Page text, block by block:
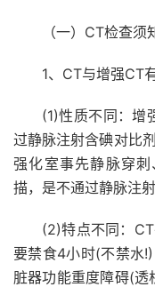
（一）CT检查须
1、CT与增强CT
(1)性质不同：增
过静脉注射含碘对比
强化室事先静脉穿
描，是不通过静脉注
(2)特点不同：
要禁食4小时(不禁水
脏器功能重度障碍(